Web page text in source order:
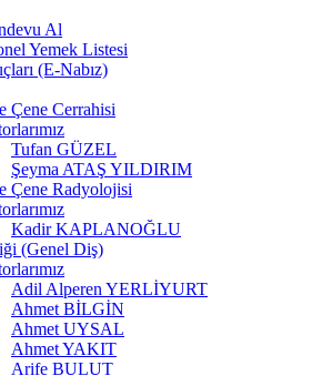
Al
Yemek Listesi
(E-Nabız)
Çene Cerrahisi
Tufan GÜZEL
Şeyma ATAŞ YILDIRIM
Çene Radyolojisi
Kadir KAPLANOĞLU
(Genel Diş)
Adil Alperen YERLİYURT
Ahmet BİLGİN
Ahmet UYSAL
Ahmet YAKIT
Arife BULUT